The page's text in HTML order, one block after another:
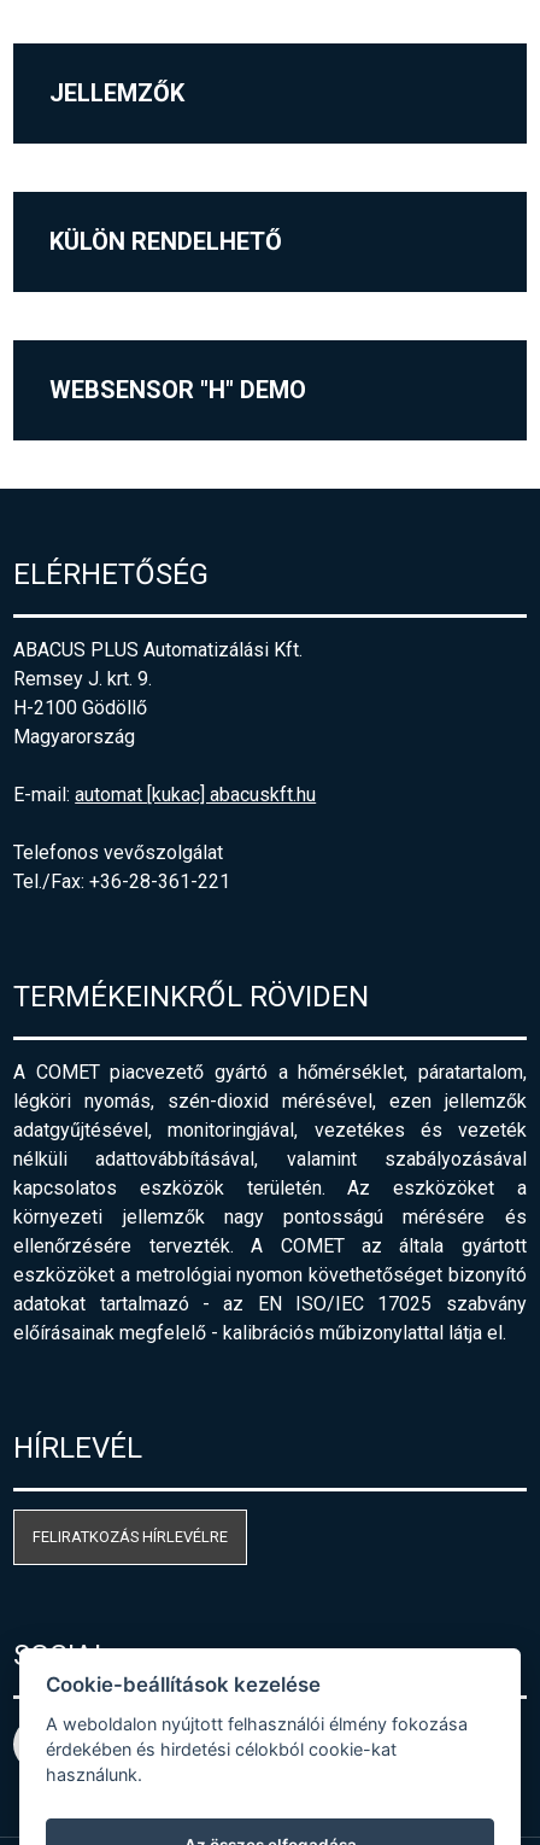
JELLEMZŐK
KÜLÖN RENDELHETŐ
WEBSENSOR "H" DEMO
ELÉRHETŐSÉG
ABACUS PLUS Automatizálási Kft.
Remsey J. krt. 9.
H-2100 Gödöllő
Magyarország
E-mail:automat [kukac] abacuskft.hu
Telefonos vevőszolgálat
Tel./Fax: +36-28-361-221
TERMÉKEINKRŐL RÖVIDEN
A COMET piacvezető gyártó a hőmérséklet, páratartalom,
légköri nyomás, szén-dioxid mérésével, ezen jellemzők
adatgyűjtésével, monitoringjával, vezetékes és vezeték
nélküli adattovábbításával, valamint szabályozásával
kapcsolatos eszközök területén. Az eszközöket a
környezeti jellemzők nagy pontosságú mérésére és
ellenőrzésére tervezték. A COMET az általa gyártott
eszközöket a metrológiai nyomon követhetőséget bizonyító
adatokat tartalmazó - az EN ISO/IEC 17025 szabvány
előírásainak megfelelő -kalibrációs műbizonylattal látja el.
HÍRLEVÉL
FELIRATKOZÁS HÍRLEVÉLRE
SOCIAL
Cookie-beállítások kezelése
A weboldalon nyújtott felhasználói élmény fokozása
érdekében és hirdetési célokból cookie-kat
használunk.